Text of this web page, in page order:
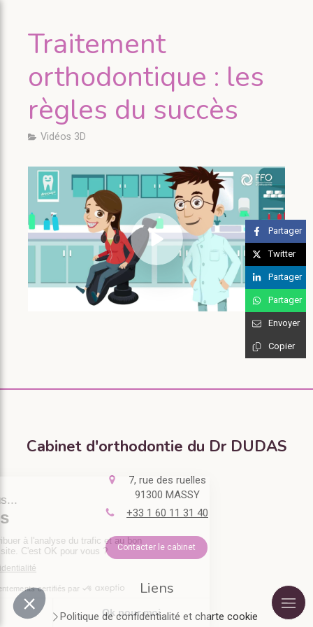
Traitement
orthodontique : les
règles du succès
Vidéos 3D
Partager
Twitter
Partager
Partager
Envoyer
Copier
Cabinet d'orthodontie du Dr DUDAS
7, rue des ruelles
91300 MASSY
+33 1 60 11 31 40
Contacter le cabinet
Liens
Politique de confidentialité et charte cookie